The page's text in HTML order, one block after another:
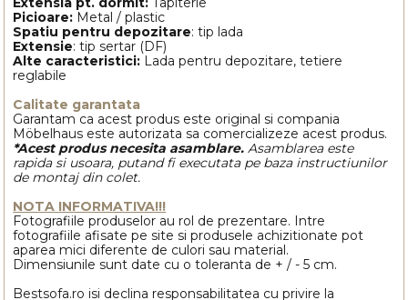
Picioare: Metal / plastic
Spatiu pentru depozitare: tip lada
Extensie: tip sertar (DF)
Alte caracteristici: Lada pentru depozitare, tetiere
reglabile
Calitate garantata
Garantam ca acest produs este original si compania
Möbelhaus este autorizata sa comercializeze acest produs.
*Acest produs necesita asamblare.Asamblarea este
rapida si usoara, putand fi executata pe baza instructiunilor
de montaj din colet.
NOTA INFORMATIVA!!!
Fotografiile produselor au rol de prezentare. Intre
fotografiile afisate pe site si produsele achizitionate pot
aparea mici diferente de culori sau material.
Dimensiunile sunt date cu o toleranta de + / - 5 cm.
Bestsofa.ro isi declina responsabilitatea cu privire la